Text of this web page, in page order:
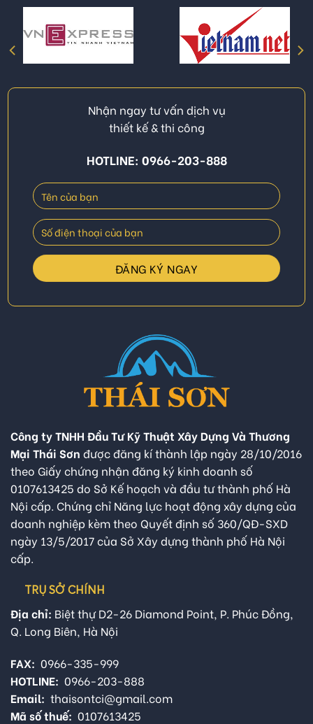
Nhận ngay tư vấn dịch vụ
thiết kế & thi công
HOTLINE: 0966-203-888
Công ty TNHH Đầu Tư Kỹ Thuật Xây Dựng Và Thương
Mại Thái Sơn được đăng kí thành lập ngày 28/10/2016
theo Giấy chứng nhận đăng ký kinh doanh số
0107613425 do Sở Kế hoạch và đầu tư thành phố Hà
Nội cấp. Chứng chỉ Năng lực hoạt động xây dựng của
doanh nghiệp kèm theo Quyết định số 360/QĐ-SXD
ngày 13/5/2017 của Sở Xây dựng thành phố Hà Nội
cấp.
TRỤ SỞ CHÍNH
Địa chỉ: Biệt thự D2-26 Diamond Point, P. Phúc Đồng,
Q. Long Biên, Hà Nội
FAX: 0966-335-999
HOTLINE: 0966-203-888
Email: thaisontci@gmail.com
Mã số thuế: 0107613425